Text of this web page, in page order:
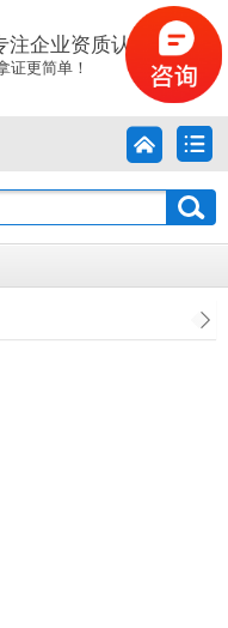
注企业资质认证
证更简单！